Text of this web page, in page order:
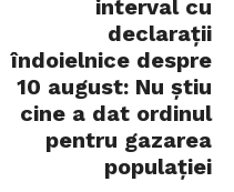
interval cu
declarații
îndoielnice despre
10 august: Nu știu
cine a dat ordinul
pentru gazarea
populației